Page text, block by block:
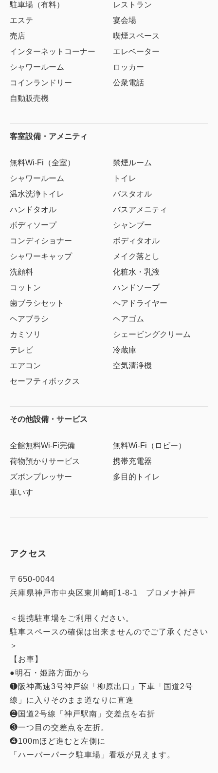
駐車場（有料）
レストラン
エステ
宴会場
売店
喫煙スペース
インターネットコーナー
エレベーター
シャワールーム
ロッカー
コインランドリー
公衆電話
自動販売機
客室設備・アメニティ
無料Wi-Fi（全室）
禁煙ルーム
シャワールーム
トイレ
温水洗浄トイレ
バスタオル
ハンドタオル
バスアメニティ
ボディソープ
シャンプー
コンディショナー
ボディタオル
シャワーキャップ
メイク落とし
洗顔料
化粧水・乳液
コットン
ハンドソープ
歯ブラシセット
ヘアドライヤー
ヘアブラシ
ヘアゴム
カミソリ
シェービングクリーム
テレビ
冷蔵庫
エアコン
空気清浄機
セーフティボックス
その他設備・サービス
全館無料Wi-Fi完備
無料Wi-Fi（ロビー）
荷物預かりサービス
携帯充電器
ズボンプレッサー
多目的トイレ
車いす
アクセス
〒650-0044
兵庫県神戸市中央区東川崎町1-8-1 プロメナ神戸
＜提携駐車場をご利用ください。
駐車スペースの確保は出来ませんのでご了承ください
＞
【お車】
●明石・姫路方面から
❶阪神高速3号神戸線「柳原出口」下車「国道2号
線」に入りそのまま道なりに直進
❷国道2号線「神戸駅南」交差点を右折
❸一つ目の交差点を左折。
❹100mほど進むと左側に
「ハーバーパーク駐車場」看板が見えます。